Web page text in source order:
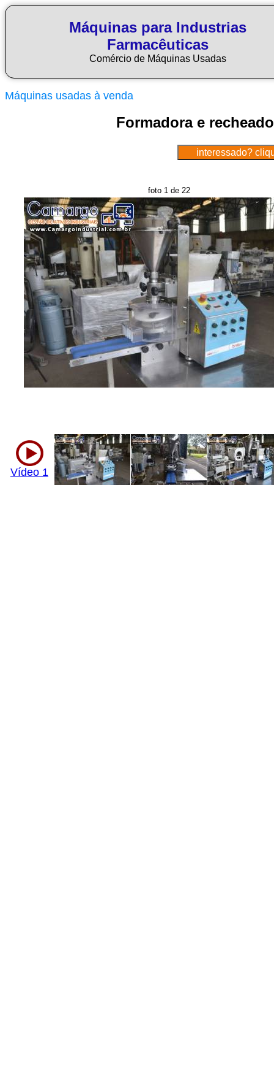
Máquinas para Industrias
Farmacêuticas
Comércio de Máquinas Usadas
Máquinas usadas à venda
Formadora e
foto 1 de 22
Vídeo 1